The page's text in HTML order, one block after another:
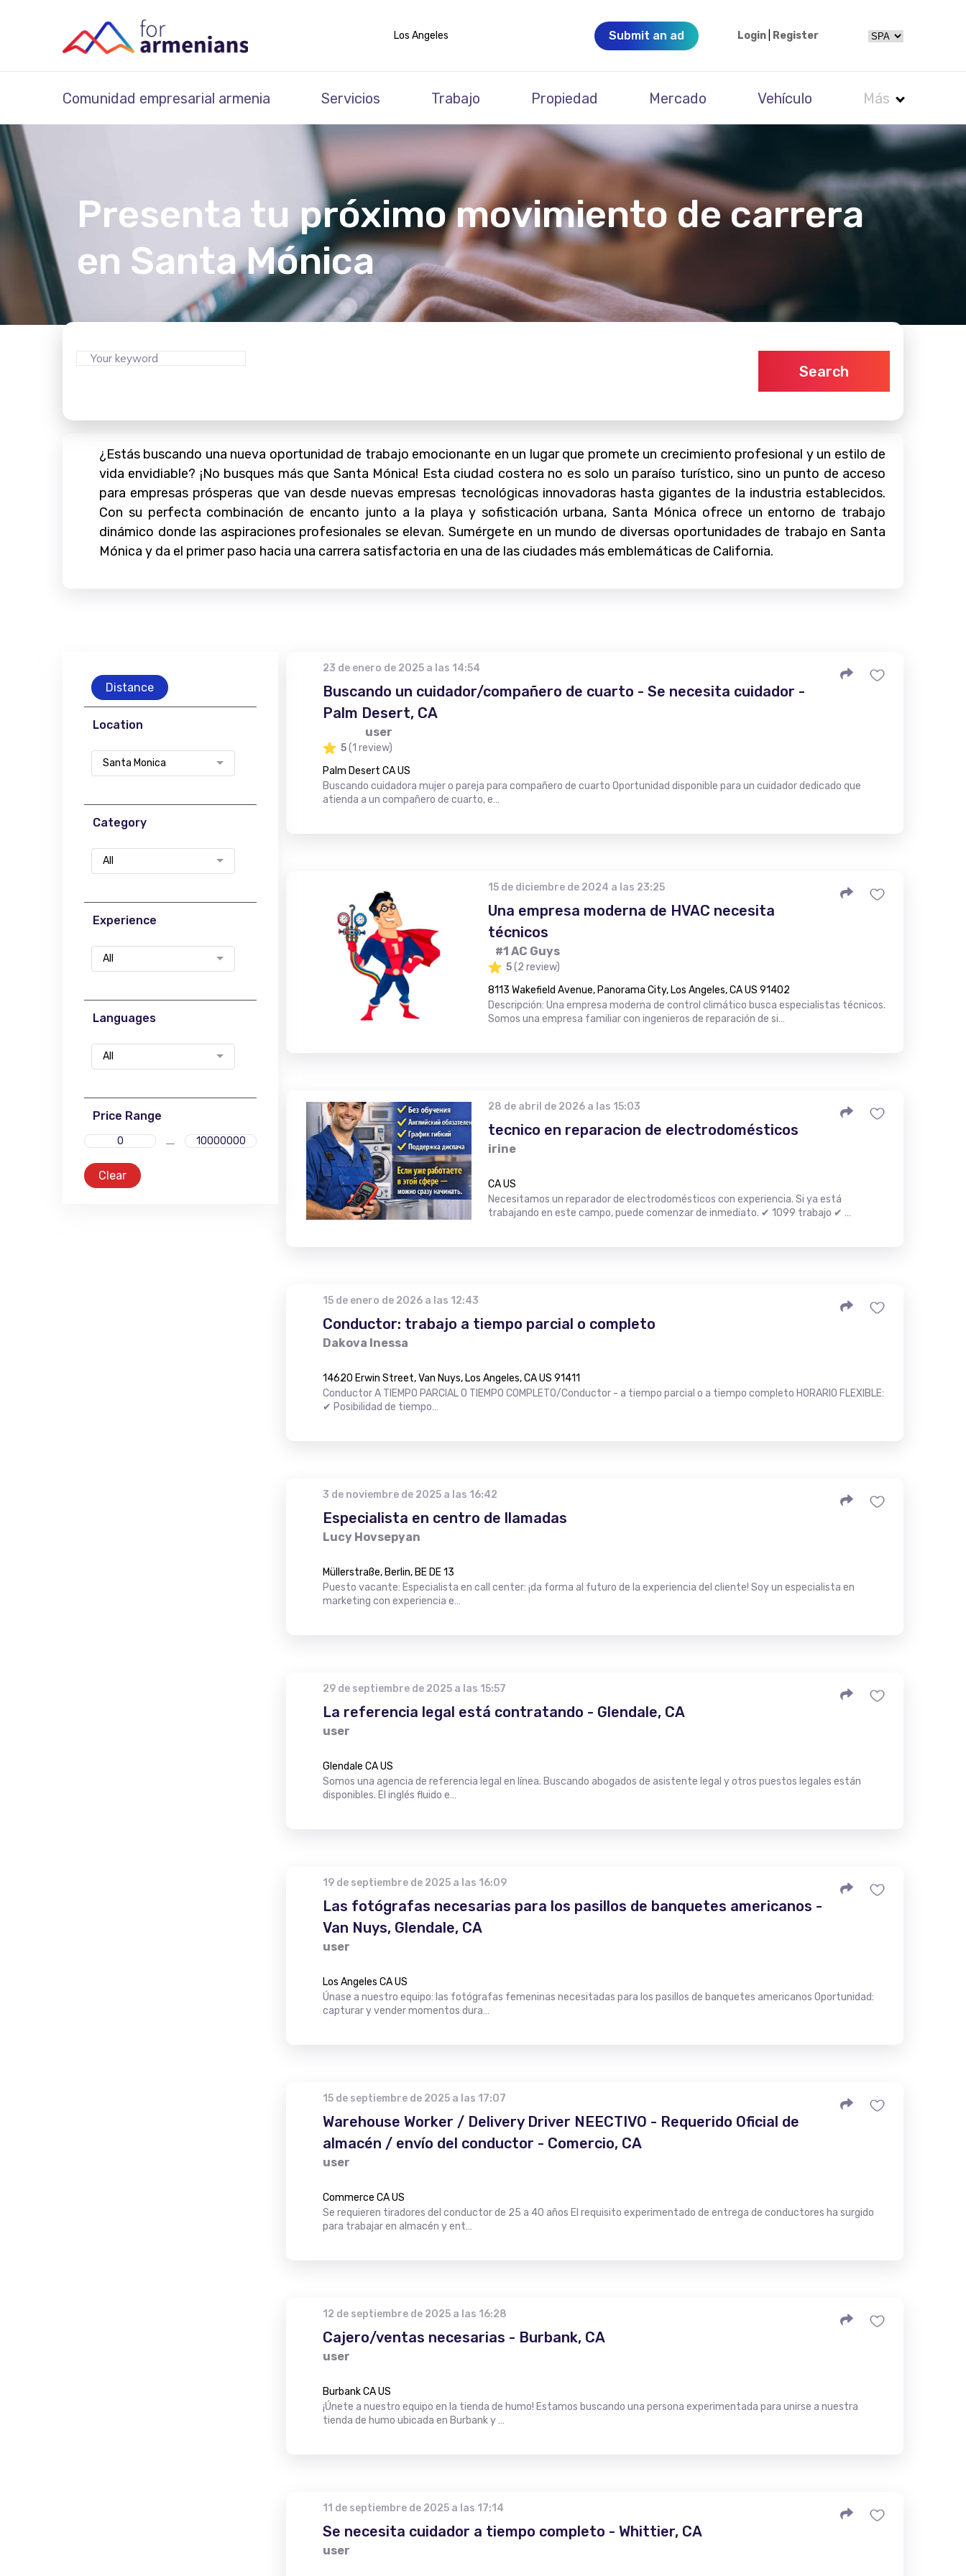
Los Angeles Submit an ad Login Register
Comunidad empresarial armenia Servicios Trabajo Propiedad Mercado Vehículo Más
Presenta tu próximo movimiento de carrera
en Santa Mónica
Search
¿Estás buscando una nueva oportunidad de trabajo emocionante en un lugar que promete un crecimiento profesional y un estilo de
vida envidiable? ¡No busques más que Santa Mónica! Esta ciudad costera no es solo un paraíso turístico, sino un punto de acceso
para empresas prósperas que van desde nuevas empresas tecnológicas innovadoras hasta gigantes de la industria establecidos.
Con su perfecta combinación de encanto junto a la playa y sofisticación urbana, Santa Mónica ofrece un entorno de trabajo
dinámico donde las aspiraciones profesionales se elevan. Sumérgete en un mundo de diversas oportunidades de trabajo en Santa
Mónica y da el primer paso hacia una carrera satisfactoria en una de las ciudades más emblemáticas de California.
Distance
Location
Santa Monica
Category
All
Experience
All
Languages
All
Price Range
Clear
23 de enero de 2025 a las 14:54
Buscando un cuidador/compañero de cuarto - Se necesita cuidador -
Palm Desert, CA
user
5(1 review)
Palm Desert CA US
Buscando cuidadora mujer o pareja para compañero de cuarto Oportunidad disponible para un cuidador dedicado que
atienda a un compañero de cuarto, e…
15 de diciembre de 2024 a las 23:25
Una empresa moderna de HVAC necesita
técnicos
#1 AC Guys
5(2 review)
8113 Wakefield Avenue, Panorama City, Los Angeles, CA US 91402
Descripción: Una empresa moderna de control climático busca especialistas técnicos.
Somos una empresa familiar con ingenieros de reparación de si…
28 de abril de 2026 a las 15:03
tecnico en reparacion de electrodomésticos
irine
CA US
Necesitamos un reparador de electrodomésticos con experiencia. Si ya está
trabajando en este campo, puede comenzar de inmediato. ✔ 1099 trabajo ✔ …
15 de enero de 2026 a las 12:43
Conductor: trabajo a tiempo parcial o completo
Dakova Inessa
14620 Erwin Street, Van Nuys, Los Angeles, CA US 91411
Conductor A TIEMPO PARCIAL O TIEMPO COMPLETO/Conductor - a tiempo parcial o a tiempo completo HORARIO FLEXIBLE:
✔ Posibilidad de tiempo…
3 de noviembre de 2025 a las 16:42
Especialista en centro de llamadas
Lucy Hovsepyan
Müllerstraße, Berlin, BE DE 13
Puesto vacante: Especialista en call center: ¡da forma al futuro de la experiencia del cliente! Soy un especialista en
marketing con experiencia e…
29 de septiembre de 2025 a las 15:57
La referencia legal está contratando - Glendale, CA
user
Glendale CA US
Somos una agencia de referencia legal en línea. Buscando abogados de asistente legal y otros puestos legales están
disponibles. El inglés fluido e…
19 de septiembre de 2025 a las 16:09
Las fotógrafas necesarias para los pasillos de banquetes americanos -
Van Nuys, Glendale, CA
user
Los Angeles CA US
Únase a nuestro equipo: las fotógrafas femeninas necesitadas para los pasillos de banquetes americanos Oportunidad:
capturar y vender momentos dura…
15 de septiembre de 2025 a las 17:07
Warehouse Worker / Delivery Driver NEECTIVO - Requerido Oficial de
almacén / envío del conductor - Comercio, CA
user
Commerce CA US
Se requieren tiradores del conductor de 25 a 40 años El requisito experimentado de entrega de conductores ha surgido
para trabajar en almacén y ent…
12 de septiembre de 2025 a las 16:28
Cajero/ventas necesarias - Burbank, CA
user
Burbank CA US
¡Únete a nuestro equipo en la tienda de humo! Estamos buscando una persona experimentada para unirse a nuestra
tienda de humo ubicada en Burbank y …
11 de septiembre de 2025 a las 17:14
Se necesita cuidador a tiempo completo - Whittier, CA
user